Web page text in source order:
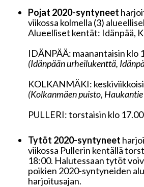
Pojat 2020-syntyneet
viikossa kolmella (3)
Alueelliset kentät: Idänpää,
IDÄNPÄÄ: maanantaisin klo
(Idänpään urheilukenttä,
KOLKANMÄKI:
(Kolkanmäen puisto,
PULLERI: torstaisin klo
Tytöt 2020-syntyneet
viikossa Pullerin kentällä
18:00. Halutessaan tytöt
poikien 2020-syntyneiden
harjoitusajan.